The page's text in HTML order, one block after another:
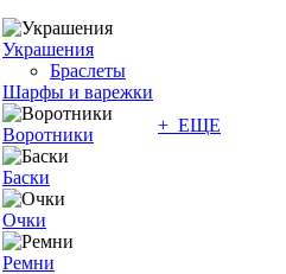
Украшения
Браслеты
Шарфы и варежки
Воротники
Баски
Очки
Ремни
+ ЕЩЕ